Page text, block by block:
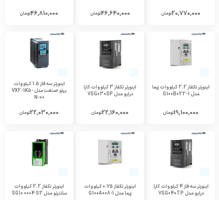
20,770,000تومان 46,640,000تومان 46,810,000تومان
اینورتر تکفاز 2.2 کیلووات زیما
مدل G100B022-1
19,100,000تومان
اینورتر تکفاز 3 کیلووات کارا
درایو مدل 7SG030SP
22,160,000تومان
اینورتر سه فاز 1.5 کیلووات
پرتو صنعت مدل VX2-1K5-
N-00
22,030,000تومان
اینورتر سه فاز 4 کیلووات کارا
درایو مدل 7SG040TP
اینورتر تکفاز 0.75 کیلووات
زیما مدل G100A008-1
اینورتر تکفاز 2.2 کیلووات
سانترنو مدل SG10 0004 S2